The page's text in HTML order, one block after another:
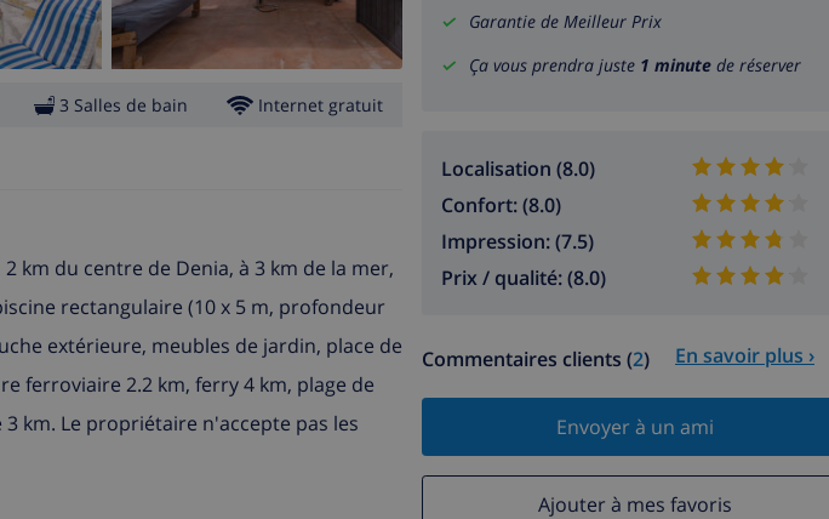
Garantie de Meilleur Prix
Ça vous prendra juste 1 minute de réserver
Localisation (8.0)
Confort: (8.0)
Impression: (7.5)
Prix / qualité: (8.0)
Commentaires clients (2) En savoir plus ›
Envoyer à un ami
Ajouter à mes favoris
3 Salles de bain Internet gratuit
km du centre de Denia, à 3 km de la mer,
rectangulaire (10 x 5 m, profondeur
extérieure, meubles de jardin, place de
ferroviaire 2.2 km, ferry 4 km, plage de
km. Le propriétaire n'accepte pas les